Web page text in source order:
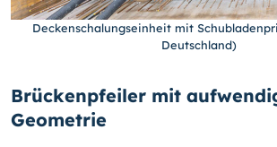
Deckenschalungseinheit mit
Deutschland)
Brückenpfeiler mit
Geometrie